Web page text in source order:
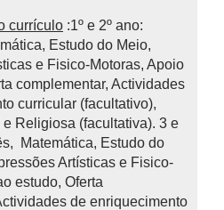
currículo :1º e 2º ano:
Estudo do Meio,
e Fisico-Motoras, Apoio
complementar, Actividades
curricular (facultativo),
Religiosa (facultativa). 3 e
Matemática, Estudo do
Artísticas e Fisico-
estudo, Oferta
de enriquecimento